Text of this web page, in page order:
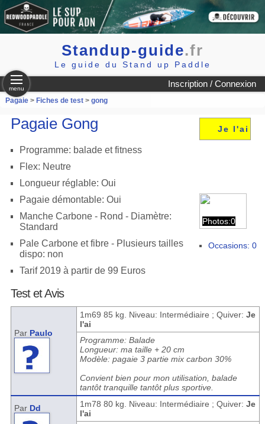
Standup-guide.fr
Le guide du Stand up Paddle
Inscription / Connexion
menu
Pagaie> Fiches de test> gong
Je l'ai
Photos:0
Occasions: 0
Pagaie Gong
Programme: balade et fitness
Flex: Neutre
Longueur réglable: Oui
Pagaie démontable: Oui
Manche Carbone - Rond - Diamètre:
Standard
Pale Carbone et fibre - Plusieurs tailles
dispo: non
Tarif 2019 à partir de 99 Euros
Test et Avis
Par Paulo
1m69 85 kg. Niveau: Intermédiaire ; Quiver: Je
l'ai
Programme: Balade
Longueur: ma taille + 20 cm
Modèle: pagaie 3 partie mix carbon 30%
Convient bien pour mon utilisation, balade
tantôt tranquille tantôt plus sportive.
Par Dd 1m78 80 kg. Niveau: Intermédiaire ; Quiver: Je
l'ai